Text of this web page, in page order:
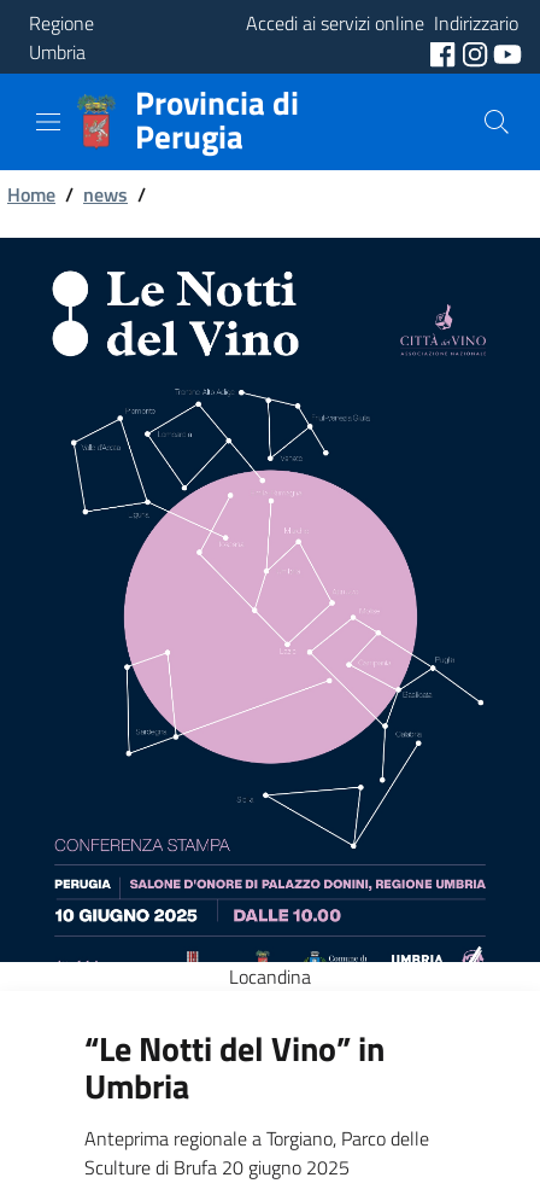
Regione
Umbria
Accedi ai servizi online Indirizzario
Provincia
Aree
Tematiche
Provincia di
Perugia
Briciole
di
pane
Home / news /
Locandina
“Le Notti del Vino” in
Umbria
Anteprima regionale a Torgiano, Parco delle
Sculture di Brufa 20 giugno 2025